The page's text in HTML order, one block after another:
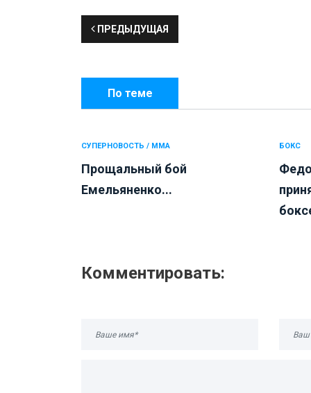
ПРЕДЫДУЩАЯ
По теме
СУПЕРНОВОСТЬ / ММА
Прощальный бой
Емельяненко...
БОКС
Комментировать: